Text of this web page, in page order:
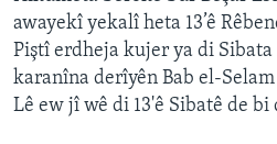
awayekî yekalî heta 13’ê
Piştî erdheja kujer ya di Sibata
karanîna derîyên Bab el-
Lê ew jî wê di 13'ê Sibatê de bi